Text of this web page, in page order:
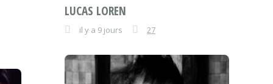
LUCAS LOREN
il y a 9 jours 27